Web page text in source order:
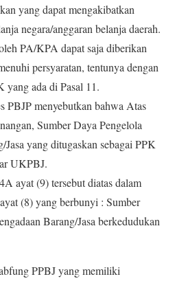
yang dapat mengakibatkan
negara/anggaran belanja daerah.
PA/KPA dapat saja diberikan
persyaratan, tentunya dengan
yang ada di Pasal 11.
PBJP menyebutkan bahwa Atas
Sumber Daya Pengelola
Jasa yang ditugaskan sebagai PPK
UKPBJ.
ayat (9) tersebut diatas dalam
(8) yang berbunyi : Sumber
Barang/Jasa berkedudukan
PPBJ yang memiliki